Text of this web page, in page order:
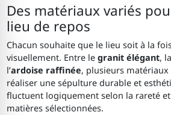
Des matériaux variés
lieu de repos
Chacun souhaite que le lieu soit à la
visuellement. Entre legranit élégant, la
l’ardoise raffinée, plusieurs
réaliser une sépulture durable et
fluctuent logiquement selon la rareté
matières sélectionnées.